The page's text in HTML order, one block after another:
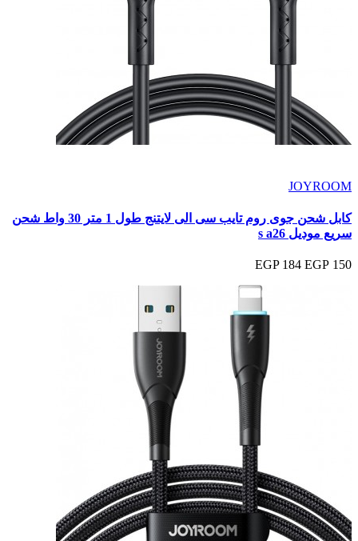
JOYROOM
كابل شحن جوى روم تايب سى الى لايتنج طول 1 متر 30 واط شحن
سريع موديل s a26
150 EGP
184 EGP